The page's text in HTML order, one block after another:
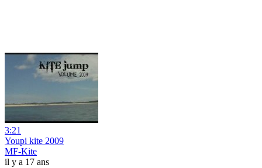
3:21
Youpi kite 2009
MF-Kite
il y a 17 ans